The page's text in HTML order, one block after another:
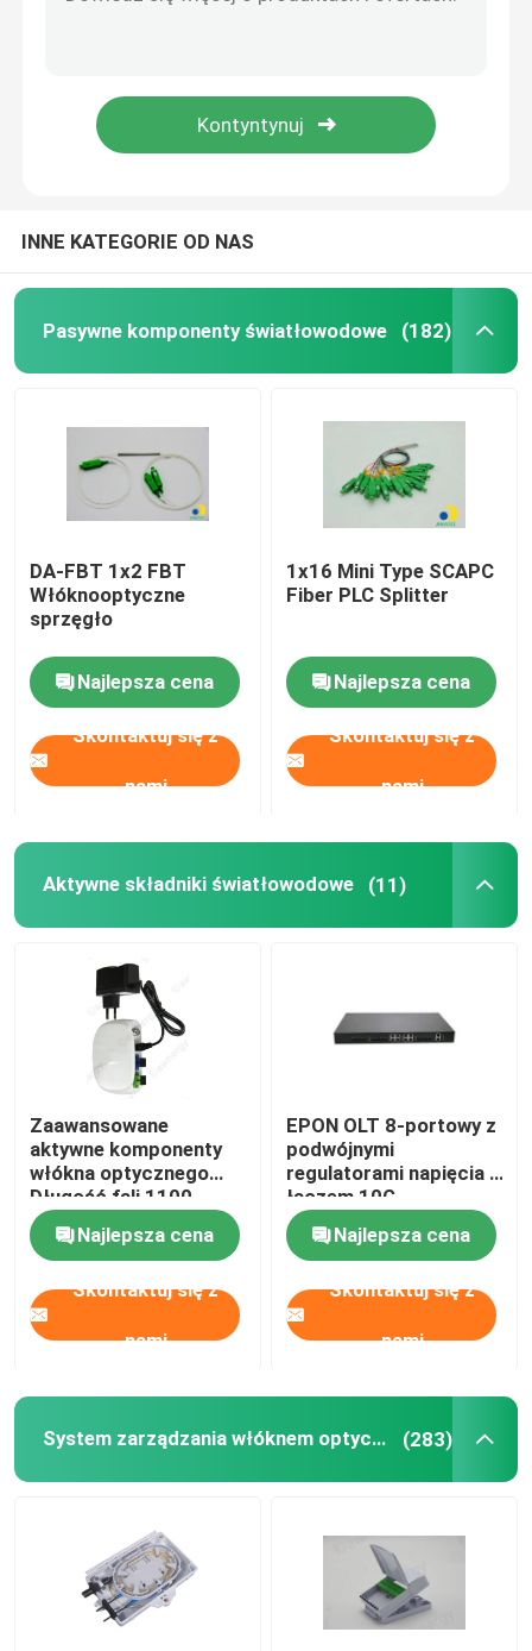
Aktywne składniki światłowodowe
Światłowód
Rozwiązania sieciowe FTTx
Mikroprzewód HDPE
Inni
INNE KATEGORIE OD NAS
Pasywne komponenty światłowodowe (182)
DA-FBT 1x2 FBT
Włóknooptyczne
sprzęgło
Najlepsza cena
Skontaktuj się z
nami
1x16 Mini Type SCAPC
Fiber PLC Splitter
Najlepsza cena
Skontaktuj się z
nami
Aktywne składniki światłowodowe (11)
Zaawansowane
aktywne komponenty
włókna optycznego
Długość fali 1100-
1600nm 1550nm
CTB≥65dB Płaskość w
paśmie ±1dB 47-1006
MHz
Najlepsza cena
Skontaktuj się z
nami
EPON OLT 8-portowy z
podwójnymi
regulatorami napięcia i
łączem 10G
Najlepsza cena
Skontaktuj się z
nami
System zarządzania włóknem optycznym (283)